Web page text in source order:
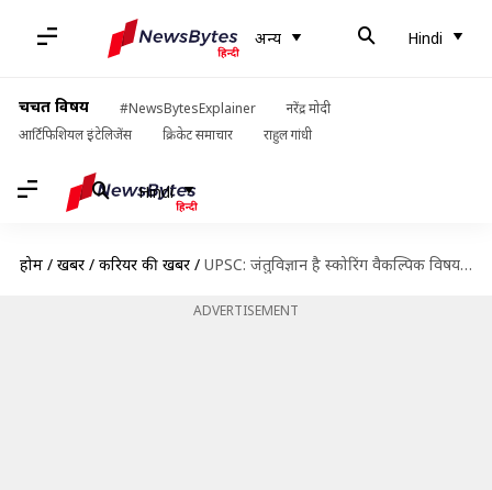
अन्य Hindi
चर्चित विषय #NewsBytesExplainer
नरेंद्र मोदी
आर्टिफिशियल इंटेलिजेंस
क्रिकेट समाचार राहुल गांधी
Hindi
होम / खबरें / करियर की खबरें / UPSC: जंतुविज्ञान है स्कोरिंग वैकल्पिक विषय, ऐसे करें तैयारी
ADVERTISEMENT